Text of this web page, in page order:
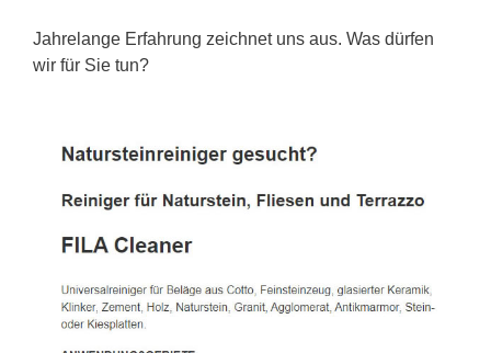
Jahrelange Erfahrung zeichnet uns aus. Was dürfen
wir für Sie tun?